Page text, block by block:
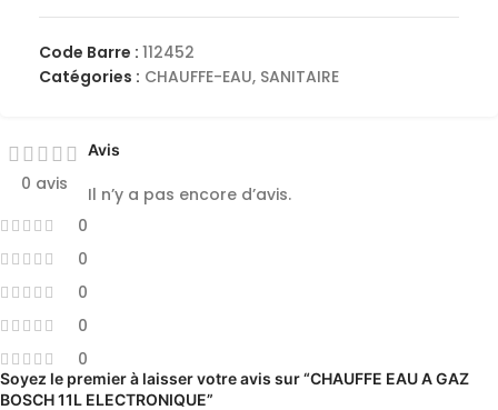
Code Barre : 112452
Catégories : CHAUFFE-EAU, SANITAIRE
0 avis
0
0
0
0
0
Avis
Il n’y a pas encore d’avis.
Soyez le premier à laisser votre avis sur “CHAUFFE EAU A GAZ
BOSCH 11L ELECTRONIQUE”